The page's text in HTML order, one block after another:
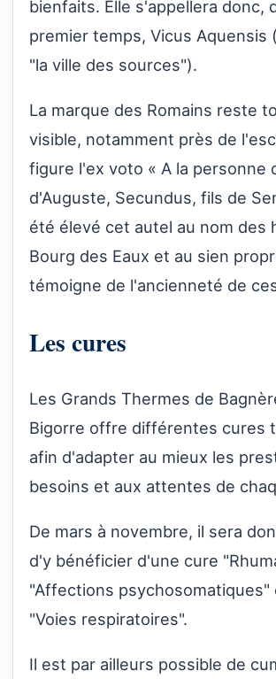
bienfaits. Elle s'appellera donc,
premier temps, Vicus Aquensis
"la ville des sources").
La marque des Romains reste
visible, notamment près de
figure l'ex voto « A la personne
d'Auguste, Secundus, fils de
été élevé cet autel au nom des
Bourg des Eaux et au sien
témoigne de l'ancienneté de
Les cures
Les Grands Thermes de
Bigorre offre différentes cures
afin d'adapter au mieux les
besoins et aux attentes de
De mars à novembre, il sera
d'y bénéficier d'une cure
"Affections psychosomatiques"
"Voies respiratoires".
Il est par ailleurs possible de